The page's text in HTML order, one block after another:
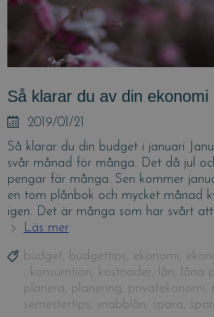
Så klarar du av din ekonomi
Posted
on
2019/01/21
Så klarar du din budget i januari
svår månad för många. Det då jul
pengar fär många. Sen kommer
en tom plånbok och mycket månad
igen. Det är många som har svårt
Läs merSå
du
av
din
ekonomi
Tags
budget, budgettips, ekonomi,
, konsumtion, kostnader , lån, låna
planera, planering, privatekonomi,
semestertips, snabblån, spara,